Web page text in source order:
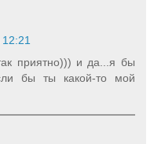
приятно))) и да...я бы
бы ты какой-то мой